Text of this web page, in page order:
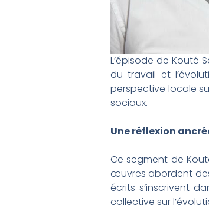
L’épisode de Kouté
du travail et
perspective locale
sociaux.
Une réflexion
Ce segment de
œuvres abordent
écrits s’inscrivent
collective sur